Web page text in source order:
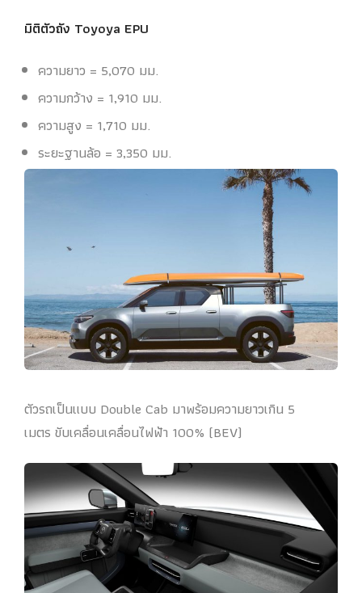
มิติตัวถัง Toyoya EPU
ความยาว = 5,070 มม.
ความกว้าง = 1,910 มม.
ความสูง = 1,710 มม.
ระยะฐานล้อ = 3,350 มม.
ตัวรถเป็นแบบ Double Cab มาพร้อมความยาวเกิน 5
เมตร ขับเคลื่อนเคลื่อนไฟฟ้า 100% (BEV)